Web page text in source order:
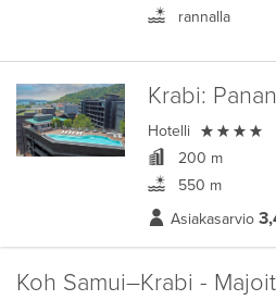
rannalla
Krabi:
Hotelli 
200 m
550 m
Asiakasarvio
Koh Samui–Krabi -